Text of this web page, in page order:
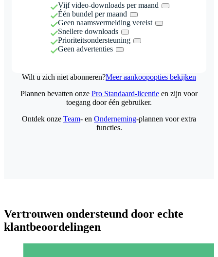
Vijf video-downloads per maand
Één bundel per maand
Geen naamsvermelding vereist
Snellere downloads
Prioriteitsondersteuning
Geen advertenties
Wilt u zich niet abonneren?Meer aankoopopties bekijken
Plannen bevatten onze Pro Standaard-licentie en zijn voor
toegang door één gebruiker.
Ontdek onze Team- en Onderneming-plannen voor extra
functies.
Vertrouwen ondersteund door echte
klantbeoordelingen